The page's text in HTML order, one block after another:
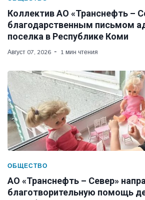
Коллектив АО «Транснефть –
благодарственным письмом
поселка в Республике Коми
Август 07, 2026 1 мин чтения
ОБЩЕСТВО
АО «Транснефть – Север»
благотворительную помощь